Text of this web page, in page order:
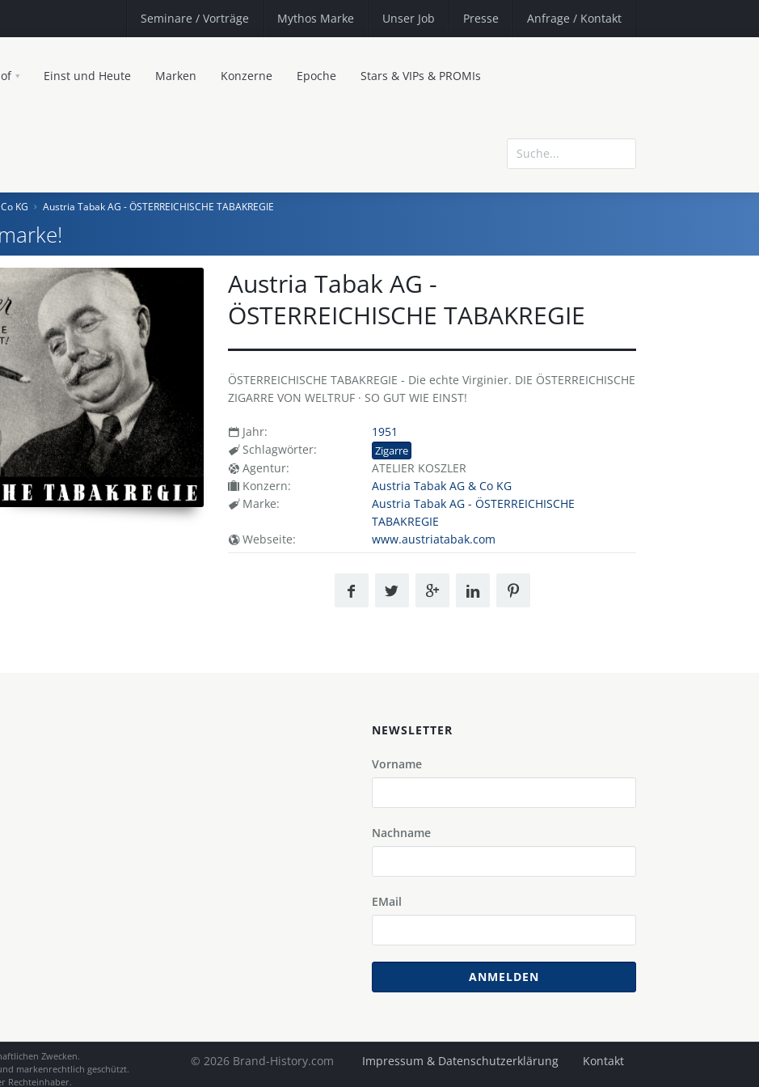
Seminare / Vorträge Mythos Marke Unser Job Presse Anfrage / Kontakt
Einst und Heute Marken Konzerne Epoche Stars & VIPs & PROMIs
KG Austria Tabak AG - ÖSTERREICHISCHE TABAKREGIE
Austria Tabak AG -
ÖSTERREICHISCHE TABAKREGIE
ÖSTERREICHISCHE TABAKREGIE - Die echte Virginier. DIE ÖSTERREICHISCHE
ZIGARRE VON WELTRUF · SO GUT WIE EINST!
Jahr:
1951
Schlagwörter:
Zigarre
Agentur:
ATELIER KOSZLER
Konzern:
Austria Tabak AG & Co KG
Marke:
Austria Tabak AG - ÖSTERREICHISCHE
TABAKREGIE
Webseite:
www.austriatabak.com
NEWSLETTER
Vorname
Nachname
EMail
ANMELDEN
Impressum & Datenschutzerklärung Kontakt
© 2026 Brand-History.com
Zwecken.
markenrechtlich geschützt.
Rechteinhaber.